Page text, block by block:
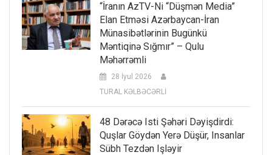
“İranın AzTV-Ni “düşmən Media”
Elan Etməsi Azərbaycan-İran
Münasibətlərinin Bugünkü
Məntiqinə Sığmır” – Qulu
Məhərrəmli
28 İyul 2026
TURAL KƏLBƏCƏRLİ
48 Dərəcə Isti Şəhəri Dəyişdirdi:
Quşlar Göydən Yerə Düşür, Insanlar
Sübh Tezdən Işləyir